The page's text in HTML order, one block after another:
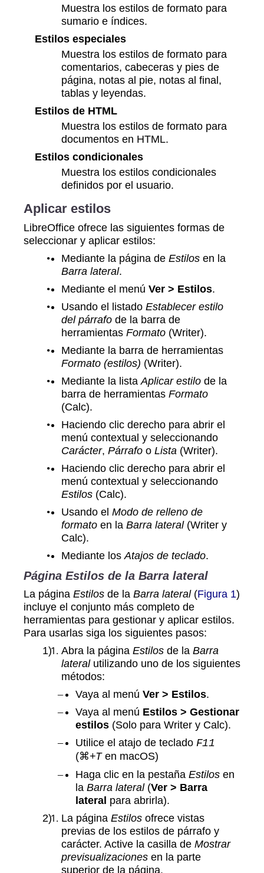
Muestra los estilos de formato para
sumario e índices.
Estilos especiales
Muestra los estilos de formato para
comentarios, cabeceras y pies de
página, notas al pie, notas al final,
tablas y leyendas.
Estilos de HTML
Muestra los estilos de formato para
documentos en HTML.
Estilos condicionales
Muestra los estilos condicionales
definidos por el usuario.
Aplicar estilos
LibreOffice ofrece las siguientes formas de
seleccionar y aplicar estilos:
Mediante la página deEstilos en la
Barra lateral.
Mediante el menúVer > Estilos.
Usando el listadoEstablecer estilo
del párrafo de la barra de
herramientasFormato (Writer).
Mediante la barra de herramientas
Formato (estilos) (Writer).
Mediante la listaAplicar estilo de la
barra de herramientasFormato
(Calc).
Haciendo clic derecho para abrir el
menú contextual y seleccionando
Carácter,Párrafo oLista (Writer).
Haciendo clic derecho para abrir el
menú contextual y seleccionando
Estilos (Calc).
Usando elModo de relleno de
formato en laBarra lateral(Writer y
Calc).
Mediante losAtajos de teclado.
Página Estilos de la Barra lateral
La página Estilos de la Barra lateral(Figura 1)
incluye el conjunto más completo de
herramientas para gestionar y aplicar estilos.
Para usarlas siga los siguientes pasos:
Abra la página Estilos de la Barra
lateralutilizando uno de los siguientes
métodos:
Vaya al menú Ver > Estilos.
Vaya al menú Estilos > Gestionar
estilos (Solo para Writer y Calc).
Utilice el atajo de teclado F11
(⌘+Ten macOS)
Haga clic en la pestaña Estilos en
la Barra lateral(Ver > Barra
lateral para abrirla).
La página Estilos ofrece vistas
previas de los estilos de párrafo y
carácter. Active la casilla de Mostrar
previsualizaciones en la parte
superior de la página.